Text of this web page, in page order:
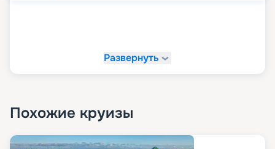
Развернуть
Похожие круизы